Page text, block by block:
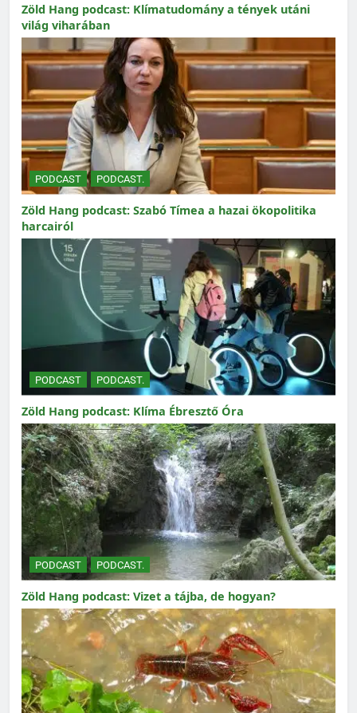
Zöld Hang podcast: Klímatudomány a tények utáni
világ viharában
PODCAST PODCAST.
Zöld Hang podcast: Szabó Tímea a hazai ökopolitika
harcairól
PODCAST PODCAST.
Zöld Hang podcast: Klíma Ébresztő Óra
PODCAST PODCAST.
Zöld Hang podcast: Vizet a tájba, de hogyan?